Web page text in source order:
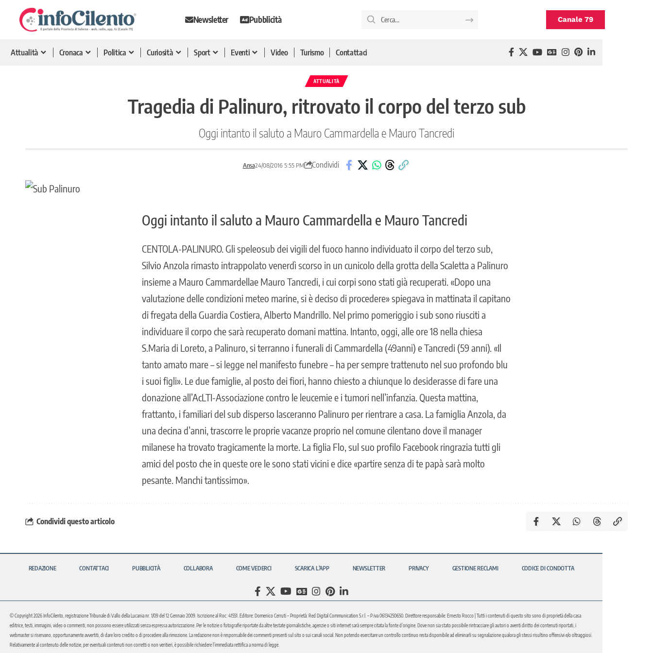
Newsletter Pubblicità Canale 79
Attualità Cronaca Politica Curiosità Sport Eventi Video Turismo Contattaci
ATTUALITÀ
Tragedia di Palinuro, ritrovato il corpo del terzo sub
Oggi intanto il saluto a Mauro Cammardella e Mauro Tancredi
Ansa24/08/2016 5:55 PM Condividi
Oggi intanto il saluto a Mauro Cammardella e Mauro Tancredi
CENTOLA-PALINURO. Gli speleosub dei vigili del fuoco hanno individuato il corpo del terzo sub,
Silvio Anzola rimasto intrappolato venerdì scorso in un cunicolo della grotta della Scaletta a Palinuro
insieme a Mauro Cammardellae Mauro Tancredi, i cui corpi sono stati già recuperati. «Dopo una
valutazione delle condizioni meteo marine, si è deciso di procedere» spiegava in mattinata il capitano
di fregata della Guardia Costiera, Alberto Mandrillo. Nel primo pomeriggio i sub sono riusciti a
individuare il corpo che sarà recuperato domani mattina. Intanto, oggi, alle ore 18 nella chiesa
S.Maria di Loreto, a Palinuro, si terranno i funerali di Cammardella (49anni) e Tancredi (59 anni). «Il
tanto amato mare – si legge nel manifesto funebre – ha per sempre trattenuto nel suo profondo blu
i suoi figli». Le due famiglie, al posto dei fiori, hanno chiesto a chiunque lo desiderasse di fare una
donazione all’AcLTI-Associazione contro le leucemie e i tumori nell’infanzia. Questa mattina,
frattanto, i familiari del sub disperso lasceranno Palinuro per rientrare a casa. La famiglia Anzola, da
una decina d’anni, trascorre le proprie vacanze proprio nel comune cilentano dove il manager
milanese ha trovato tragicamente la morte. La figlia Flo, sul suo profilo Facebook ringrazia tutti gli
amici del posto che in queste ore le sono stati vicini e dice «partire senza di te papà sarà molto
pesante. Manchi tantissimo».
Condividi questo articolo
REDAZIONE CONTATTACI PUBBLICITÀ COLLABORA COME VEDERCI SCARICA L’APP NEWSLETTER PRIVACY GESTIONE RECLAMI CODICE DI CONDOTTA
© Copyright 2026 InfoCilento, registrazione Tribunale di Vallo della Lucania nr. 1/09 del 12 Gennaio 2009. Iscrizione al Roc: 41551. Editore: Domenico Cerruti – Proprietà: Red Digital Communication S.r.l. – P.iva 06134250650. Direttore responsabile: Ernesto Rocco | Tutti i contenuti di questo sito sono di proprietà della casa
editrice, testi, immagini, video o commenti, non possono essere utilizzati senza espressa autorizzazione. Per le notizie o fotografie riportate da altre testate giornalistiche, agenzie o siti internet sarà sempre citata la fonte d’origine. Dove non sia stato possibile rintracciare gli autori o aventi diritto dei contenuti riportati, i
webmaster si riservano, opportunamente avvertiti, di dare loro credito o di procedere alla rimozione. La redazione non è responsabile dei commenti presenti sul sito o sui canali social. Non potendo esercitare un controllo continuo resta disponibile ad eliminarli su segnalazione qualora gli stessi risultino offensivi e/o oltraggiosi.
Relativamente al contenuto delle notizie, per eventuali contenuti non corretti o non veritieri, è possibile richiedere l’immediata rettifica a norma di legge.